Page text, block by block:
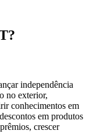
independência
no exterior,
conhecimentos em
em produtos
crescer